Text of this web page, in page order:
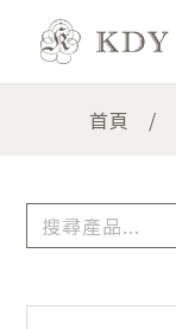
首頁